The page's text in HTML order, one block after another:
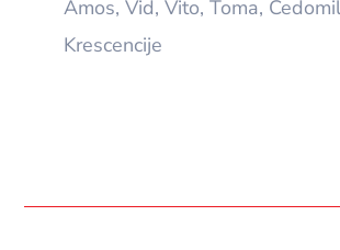
Amos, Vid, Vito, Toma,
Krescencije